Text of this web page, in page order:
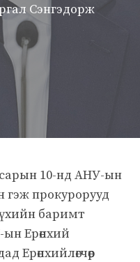
Сэнгэдорж
сарын 10-нд АНУ-ын
гэж прокурорууд
баримт
Ерөнхий